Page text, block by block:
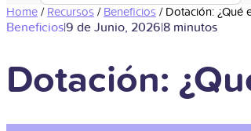
Home / Recursos / Beneficios / Dotación: ¿Qué
Beneficios|9 de Junio, 2026|8 minutos
Dotación: